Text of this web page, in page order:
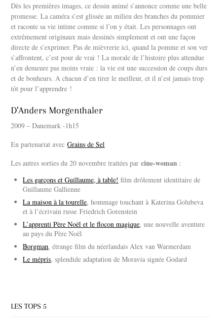
Dès les premières images, ce dessin animé s’annonce comme une belle
promesse. La caméra s’est glissée au milieu des branches du pommier
et raconte sa vie intime comme si l’on y était. Les personnages ont
extrêmement originaux mais dessinés simplement et ont une façon
directe de s’exprimer. Pas de mièvrerie ici, quand la pomme et son ver
s’affrontent, c’est pour de vrai ! La morale de l’histoire plus attendue
n’en demeure pas moins vraie : la vie est une succession de coups durs
et de bonheurs. A chacun d’en tirer le meilleur, et il n’est jamais trop
tôt pour l’apprendre !
D’Anders Morgenthaler
2009 – Danemark -1h15
En partenariat avecGrains de Sel
Les autres sorties du 20 novembre traitées parcine-woman :
Les garçons et Guillaume, à table! film drôlement identitaire de
Guillaume Gallienne
La maison à la tourelle, hommage touchant à Katerina Golubeva
et à l’écrivain russe Friedrich Gorenstein
L’apprenti Père Noël et le flocon magique, une nouvelle aventure
au pays du Père Noël
Borgman, étrange film du néerlandais Alex van Warmerdam
Le mépris, splendide adaptation de Moravia signée Godard
LES TOPS 5